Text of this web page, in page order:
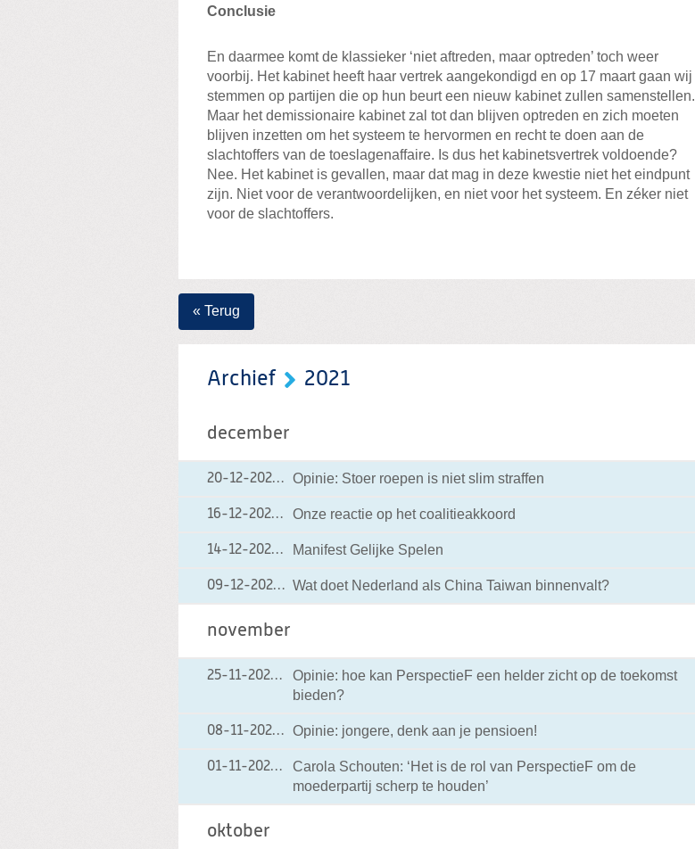
Conclusie
En daarmee komt de klassieker ‘niet aftreden, maar optreden’ toch weer
voorbij. Het kabinet heeft haar vertrek aangekondigd en op 17 maart gaan wij
stemmen op partijen die op hun beurt een nieuw kabinet zullen samenstellen.
Maar het demissionaire kabinet zal tot dan blijven optreden en zich moeten
blijven inzetten om het systeem te hervormen en recht te doen aan de
slachtoffers van de toeslagenaffaire. Is dus het kabinetsvertrek voldoende?
Nee. Het kabinet is gevallen, maar dat mag in deze kwestie niet het eindpunt
zijn. Niet voor de verantwoordelijken, en niet voor het systeem. En zéker niet
voor de slachtoffers.
« Terug
Archief 2021
december
20-12-202120-12-2021 10:09
Opinie: Stoer roepen is niet slim straffen
16-12-202116-12-2021 08:17
Onze reactie op het coalitieakkoord
14-12-202114-12-2021 21:28
Manifest Gelijke Spelen
09-12-202109-12-2021 12:59
Wat doet Nederland als China Taiwan binnenvalt?
november
25-11-202125-11-2021 11:09
Opinie: hoe kan PerspectieF een helder zicht op de toekomst
bieden?
08-11-202108-11-2021 20:35
Opinie: jongere, denk aan je pensioen!
01-11-202101-11-2021 14:17
Carola Schouten: ‘Het is de rol van PerspectieF om de
moederpartij scherp te houden’
oktober